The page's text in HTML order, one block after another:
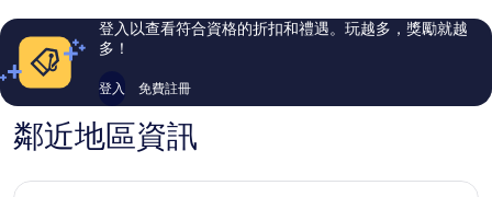
論
登入以查看符合資格的折扣和禮遇。玩越多，獎勵就越
多！
登入 免費註冊
鄰近地區資訊